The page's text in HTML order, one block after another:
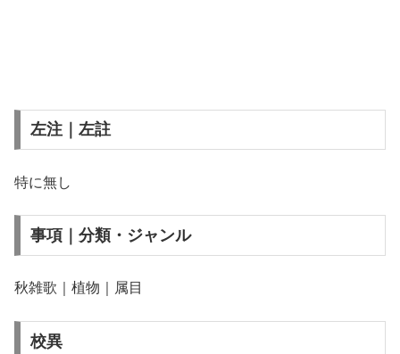
左注｜左註
特に無し
事項｜分類・ジャンル
秋雑歌｜植物｜属目
校異